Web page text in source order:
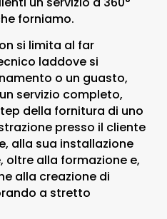
forniamo.
si limita al far
laddove si
o un guasto,
servizio completo,
della fornitura di uno
presso il cliente
alla sua installazione
oltre alla formazione e,
alla creazione di
a stretto